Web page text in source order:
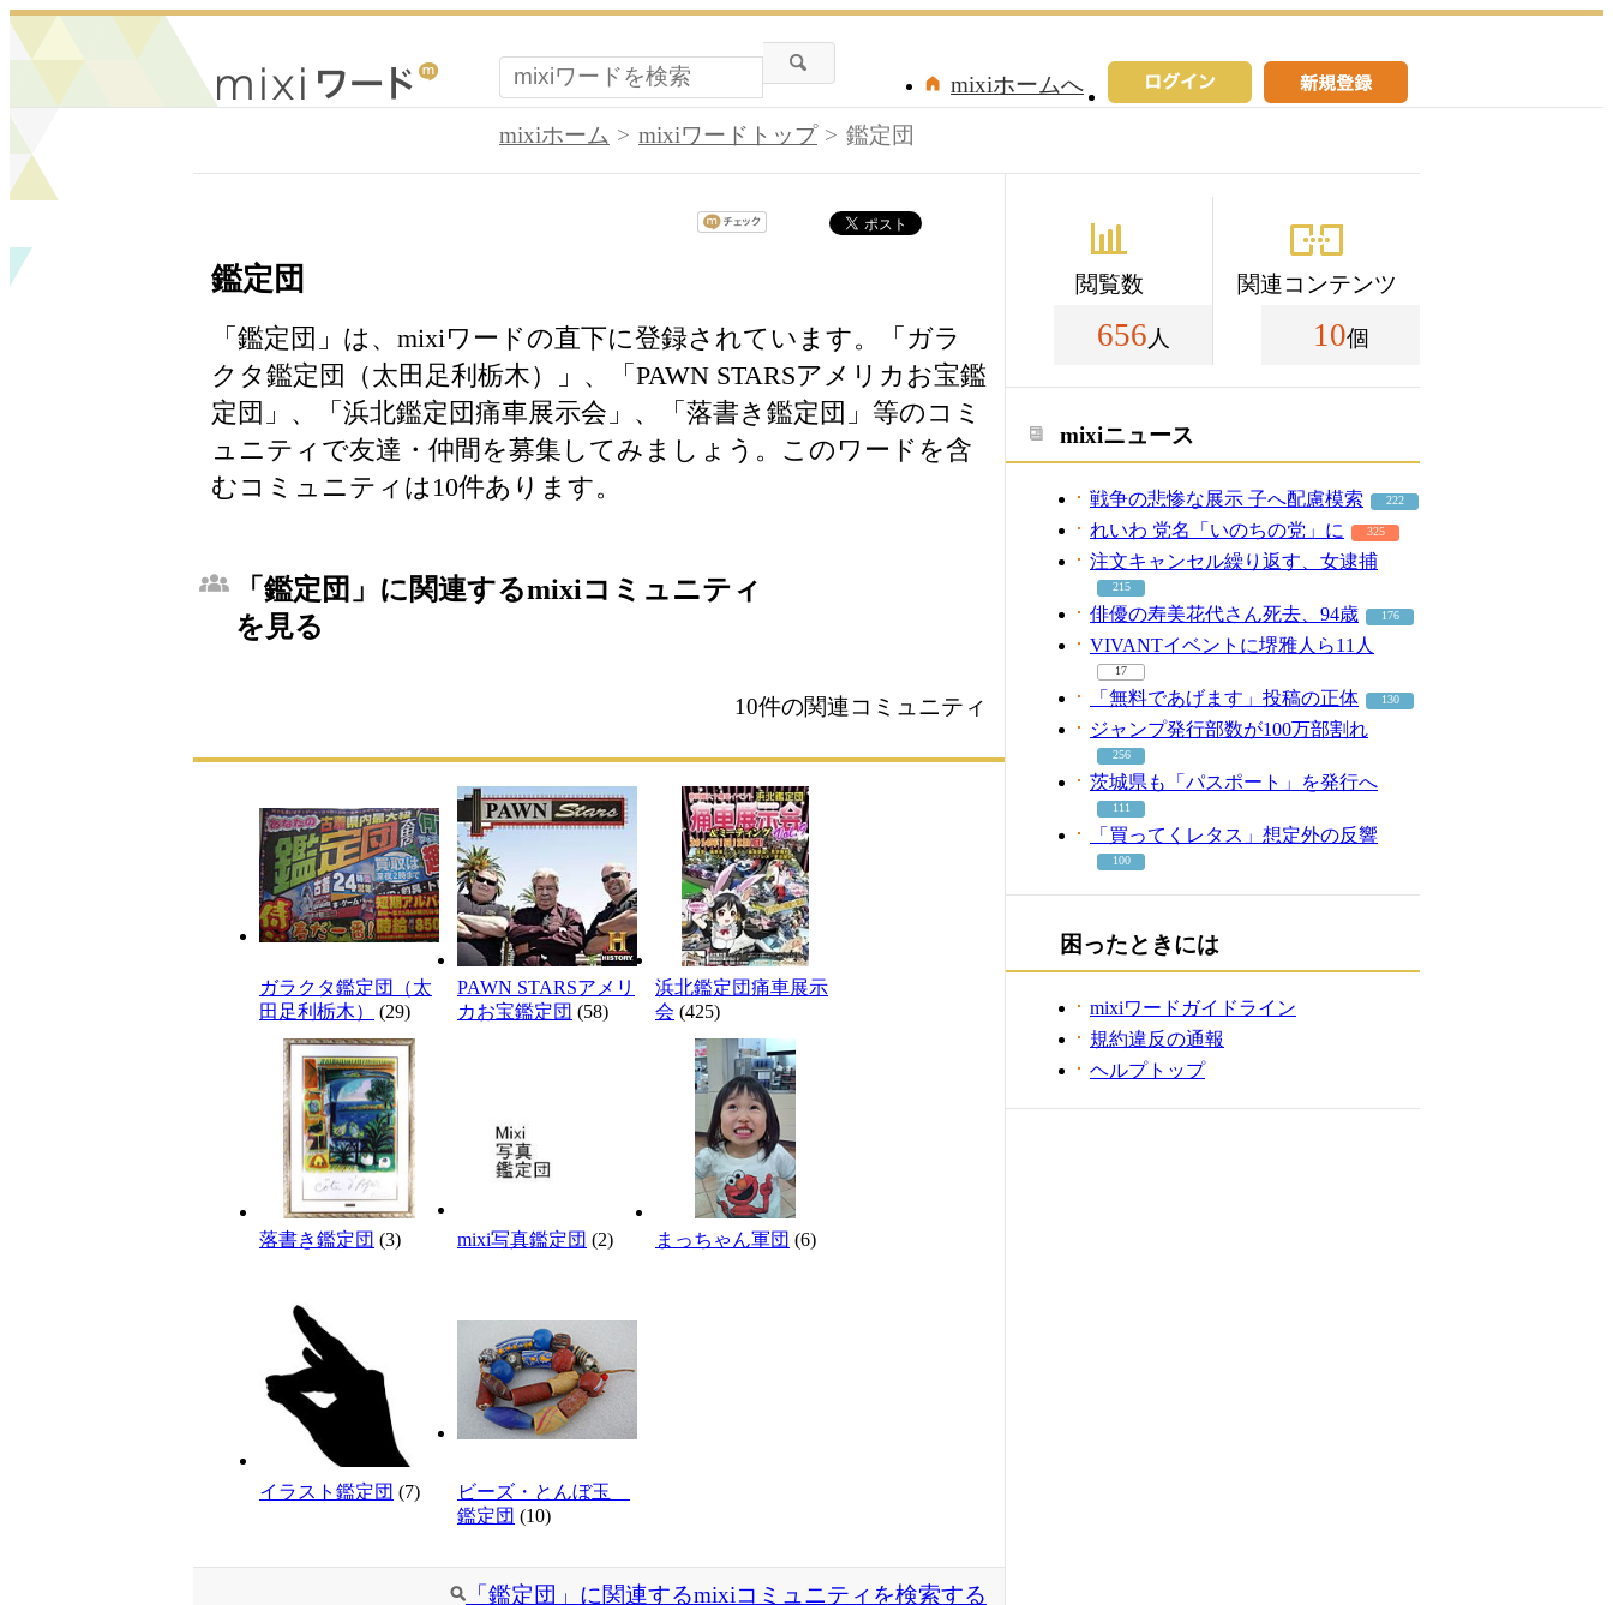
mixiホームへ
mixiホーム
mixiワードトップ 鑑定団
鑑定団
「鑑定団」は、mixiワードの直下に登録されています。「ガラ
クタ鑑定団（太田足利栃木）」、「PAWN STARSアメリカお宝鑑
定団」、「浜北鑑定団痛車展示会」、「落書き鑑定団」等のコミ
ュニティで友達・仲間を募集してみましょう。このワードを含
むコミュニティは10件あります。
「鑑定団」に関連するmixiコミュニティ
を見る
10件の関連コミュニティ
ガラクタ鑑定団（太
田足利栃木）
(29)
PAWN STARSアメリ
カお宝鑑定団 (58)
浜北鑑定団痛車展示
会 (425)
落書き鑑定団 (3) mixi写真鑑定団 (2) まっちゃん軍団 (6)
イラスト鑑定団 (7)
ビーズ・とんぼ玉
鑑定団 (10)
「鑑定団」に関連するmixiコミュニティを検索する
閲覧数
656 人
関連コンテンツ
10個
mixiニュース
戦争の悲惨な展示 子へ配慮模索 222
れいわ 党名「いのちの党」に 325
注文キャンセル繰り返す、女逮捕
215
俳優の寿美花代さん死去、94歳 176
VIVANTイベントに堺雅人ら11人
17
「無料であげます」投稿の正体 130
ジャンプ発行部数が100万部割れ
256
茨城県も「パスポート」を発行へ
111
「買ってくレタス」想定外の反響
100
困ったときには
mixiワードガイドライン
規約違反の通報
ヘルプトップ